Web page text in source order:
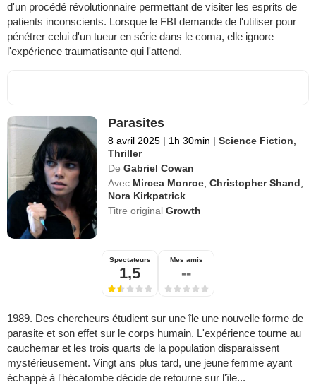
d'un procédé révolutionnaire permettant de visiter les esprits de
patients inconscients. Lorsque le FBI demande de l'utiliser pour
pénétrer celui d'un tueur en série dans le coma, elle ignore
l'expérience traumatisante qui l'attend.
Parasites
8 avril 2025 | 1h 30min | Science Fiction,
Thriller
De Gabriel Cowan
Avec Mircea Monroe,Christopher Shand,
Nora Kirkpatrick
Titre originalGrowth
Spectateurs
1,5
Mes amis
--
1989. Des chercheurs étudient sur une île une nouvelle forme de
parasite et son effet sur le corps humain. L'expérience tourne au
cauchemar et les trois quarts de la population disparaissent
mystérieusement. Vingt ans plus tard, une jeune femme ayant
échappé à l'hécatombe décide de retourne sur l'île...